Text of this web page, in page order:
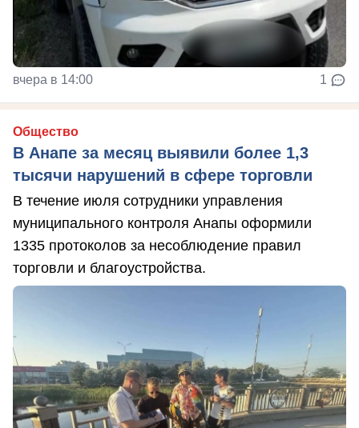
вчера в 14:00 1
Общество
В Анапе за месяц выявили более 1,3
тысячи нарушений в сфере торговли
В течение июля сотрудники управления
муниципального контроля Анапы оформили
1335 протоколов за несоблюдение правил
торговли и благоустройства.